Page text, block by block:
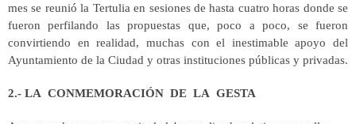
mes se reunió la Tertulia en sesiones de hasta cuatro horas donde se
fueron perfilando las propuestas que, poco a poco, se fueron
convirtiendo en realidad, muchas con el inestimable apoyo del
Ayuntamiento de la Ciudad y otras instituciones públicas y privadas.
2.- LA CONMEMORACIÓN DE LA GESTA